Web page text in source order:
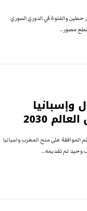
والفتوة في الدوري السوري
مصور…
وإسبانيا
2030
الموافقة على منح المغرب واسبانيا